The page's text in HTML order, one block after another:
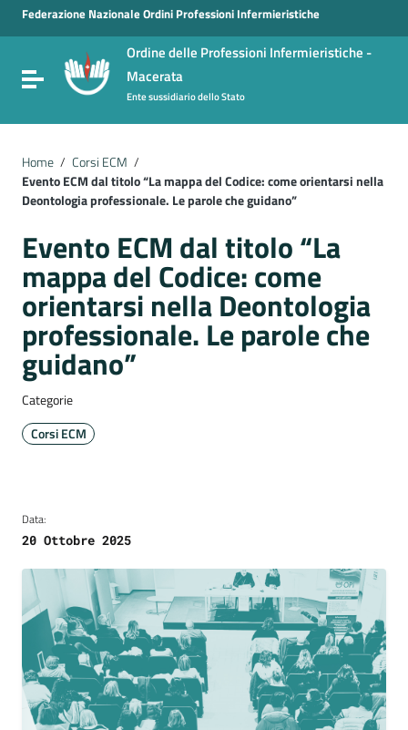
Vai ai contenuti
Vai al menu di navigazione
Vai al footer
Federazione Nazionale Ordini Professioni Infermieristiche
Attiva / disattiva la navigazione
Ordine delle Professioni Infermieristiche -
Macerata
Ente sussidiario dello Stato
Home / Corsi ECM /
Evento ECM dal titolo “La mappa del Codice: come orientarsi nella
Deontologia professionale. Le parole che guidano”
Evento ECM dal titolo “La
mappa del Codice: come
orientarsi nella Deontologia
professionale. Le parole che
guidano”
Categorie
Corsi ECM
Data:
20 Ottobre 2025